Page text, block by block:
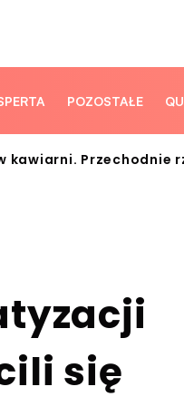
POZOSTAŁE
kawiarni. Przechodnie
się